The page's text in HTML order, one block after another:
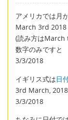
アメリカでは月
March 3rd 2018
(読み方は
数字のみですと
3/3/2018
イギリス式は日
3rd March, 2018
3/3/2018